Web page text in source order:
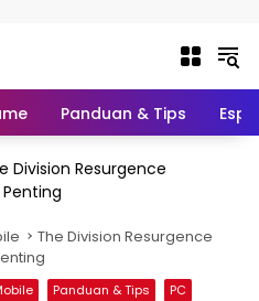
Panduan & Tips
Division Resurgence
The Division Resurgence
Panduan & Tips
PC